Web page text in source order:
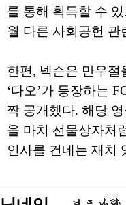
를 통해 획득할 수
월 다른 사회공헌 관
한편, 넥슨은 만우절
‘다오’가 등장하는
짝 공개했다. 해당
을 마치 선물상자처
인사를 건네는 재치